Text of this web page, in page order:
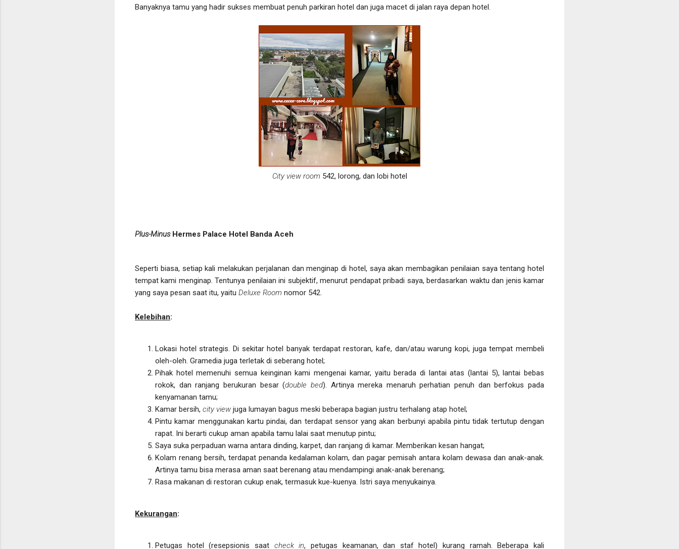
Banyaknya tamu yang hadir sukses membuat penuh parkiran hotel dan juga macet di jalan raya depan hotel.
City view room 542, lorong, dan lobi hotel
Plus-MinusHermes Palace Hotel Banda Aceh
Seperti biasa, setiap kali melakukan perjalanan dan menginap di hotel, saya akan membagikan penilaian saya tentang hotel
tempat kami menginap. Tentunya penilaian ini subjektif, menurut pendapat pribadi saya, berdasarkan waktu dan jenis kamar
yang saya pesan saat itu, yaitu Deluxe Room nomor 542.
Kelebihan:
Lokasi hotel strategis. Di sekitar hotel banyak terdapat restoran, kafe, dan/atau warung kopi, juga tempat membeli
oleh-oleh. Gramedia juga terletak di seberang hotel;
Pihak hotel memenuhi semua keinginan kami mengenai kamar, yaitu berada di lantai atas (lantai 5), lantai bebas
rokok, dan ranjang berukuran besar (double bed). Artinya mereka menaruh perhatian penuh dan berfokus pada
kenyamanan tamu;
Kamar bersih, city view juga lumayan bagus meski beberapa bagian justru terhalang atap hotel;
Pintu kamar menggunakan kartu pindai, dan terdapat sensor yang akan berbunyi apabila pintu tidak tertutup dengan
rapat. Ini berarti cukup aman apabila tamu lalai saat menutup pintu;
Saya suka perpaduan warna antara dinding, karpet, dan ranjang di kamar. Memberikan kesan hangat;
Kolam renang bersih, terdapat penanda kedalaman kolam, dan pagar pemisah antara kolam dewasa dan anak-anak.
Artinya tamu bisa merasa aman saat berenang atau mendampingi anak-anak berenang;
Rasa makanan di restoran cukup enak, termasuk kue-kuenya. Istri saya menyukainya.
Kekurangan:
Petugas hotel (resepsionis saat check in, petugas keamanan, dan staf hotel) kurang ramah. Beberapa kali